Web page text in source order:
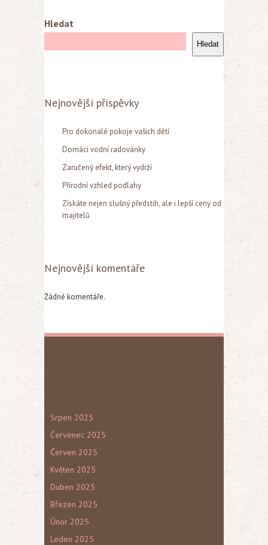
Hledat
Hledat
Nejnovější příspěvky
Pro dokonalé pokoje vašich dětí
Domácí vodní radovánky
Zaručený efekt, který vydrží
Přírodní vzhled podlahy
Získáte nejen slušný předstih, ale i lepší ceny od
majitelů
Nejnovější komentáře
Žádné komentáře.
Srpen 2025
Červenec 2025
Červen 2025
Květen 2025
Duben 2025
Březen 2025
Únor 2025
Leden 2025